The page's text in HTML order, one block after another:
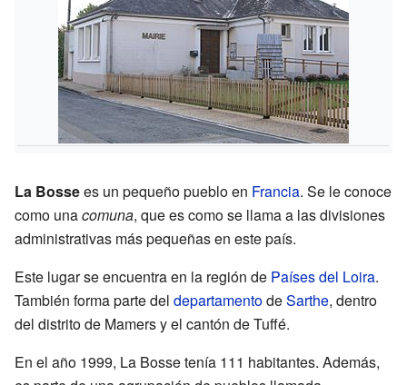
La Bossees un pequeño pueblo en Francia. Se le conoce
como unacomuna, que es como se llama a las divisiones
administrativas más pequeñas en este país.
Este lugar se encuentra en la región de Países del Loira.
También forma parte del departamentodeSarthe, dentro
del distrito de Mamers y el cantón de Tuffé.
En el año 1999, La Bosse tenía 111 habitantes. Además,